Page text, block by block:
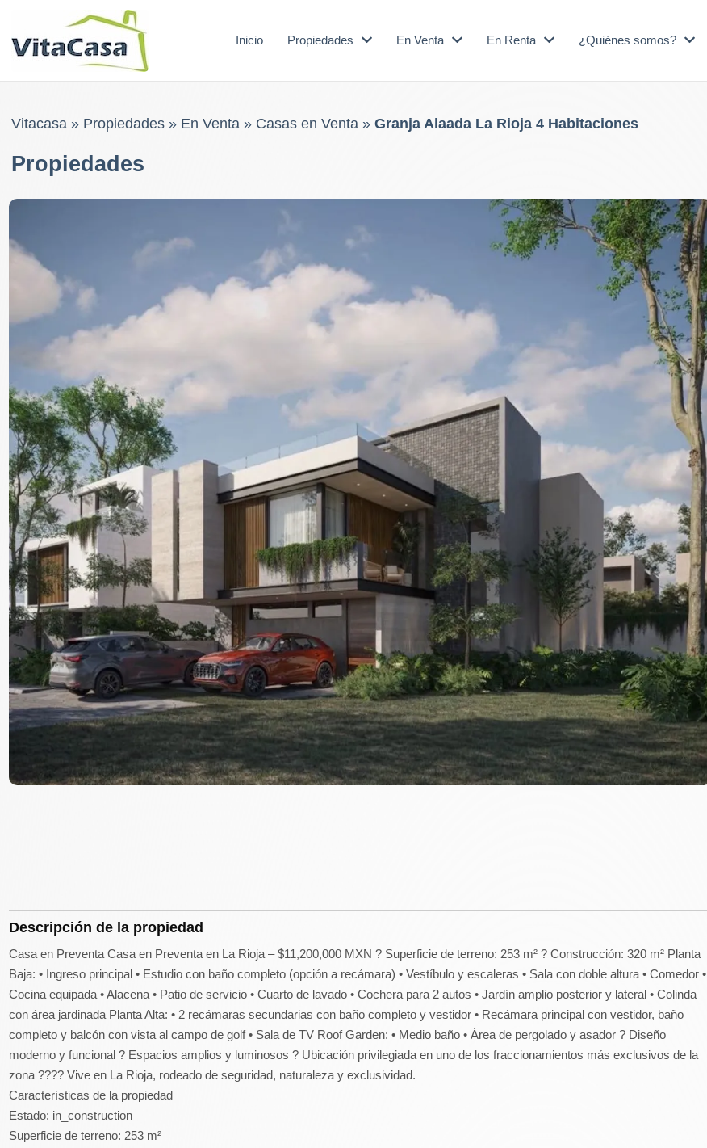
Inicio Propiedades En Venta En Renta ¿Quiénes somos?
Vitacasa» Propiedades» En Venta» Casas en Venta» Granja Alaada La Rioja 4 Habitaciones
Propiedades
Descripción de la propiedad
Casa en Preventa Casa en Preventa en La Rioja – $11,200,000 MXN ? Superficie de terreno: 253 m² ? Construcción: 320 m² Planta
Baja: • Ingreso principal • Estudio con baño completo (opción a recámara) • Vestíbulo y escaleras • Sala con doble altura • Comedor •
Cocina equipada • Alacena • Patio de servicio • Cuarto de lavado • Cochera para 2 autos • Jardín amplio posterior y lateral • Colinda
con área jardinada Planta Alta: • 2 recámaras secundarias con baño completo y vestidor • Recámara principal con vestidor, baño
completo y balcón con vista al campo de golf • Sala de TV Roof Garden: • Medio baño • Área de pergolado y asador ? Diseño
moderno y funcional ? Espacios amplios y luminosos ? Ubicación privilegiada en uno de los fraccionamientos más exclusivos de la
zona ???? Vive en La Rioja, rodeado de seguridad, naturaleza y exclusividad.
Características de la propiedad
Estado: in_construction
Superficie de terreno: 253 m²